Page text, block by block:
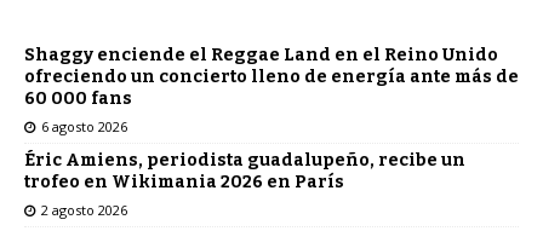
Shaggy enciende el Reggae Land en el Reino Unido
ofreciendo un concierto lleno de energía ante más de
60 000 fans
6 agosto 2026
Éric Amiens, periodista guadalupeño, recibe un
trofeo en Wikimania 2026 en París
2 agosto 2026